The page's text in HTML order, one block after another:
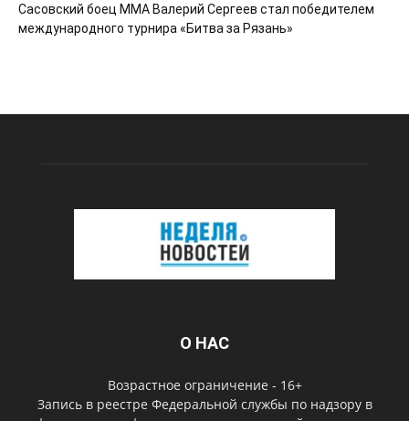
Сасовский боец ММА Валерий Сергеев стал победителем
международного турнира «Битва за Рязань»
О НАС
Возрастное ограничение - 16+
Запись в реестре Федеральной службы по надзору в